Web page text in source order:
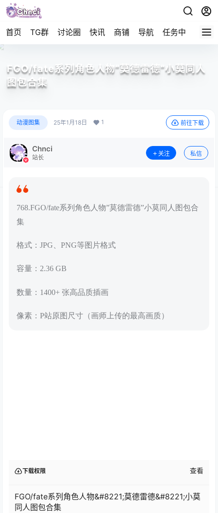
首页 TG群 讨论圈 快讯 商铺 导航 任务中心 帮助
FGO/fate系列角色人物”莫德雷德”小莫同人
图包合集
动漫图集 25年1月18日 1 前往下载
Chnci
站长
关注 私信
768.FGO/fate系列角色人物”莫德雷德”小莫同人图包合
集
格式：JPG、PNG等图片格式
容量：2.36 GB
数量：1400+ 张高品质插画
像素：P站原图尺寸（画师上传的最高画质）
下载权限 查看
FGO/fate系列角色人物&#8221;莫德雷德&#8221;小莫
同人图包合集